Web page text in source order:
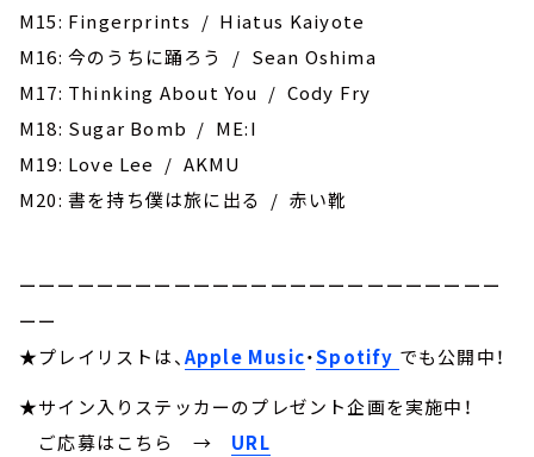
M15: Fingerprints / Hiatus Kaiyote
M16: 今のうちに踊ろう / Sean Oshima
M17: Thinking About You / Cody Fry
M18: Sugar Bomb / ME:I
M19: Love Lee / AKMU
M20: ‎書を持ち僕は旅に出る / 赤い靴
ーーーーーーーーーーーーーーーーーーーーーーーーー
ーー
★プレイリストは、Apple Music・Spotify でも公開中！
★サイン入りステッカーのプレゼント企画を実施中！
ご応募はこちら →
URL